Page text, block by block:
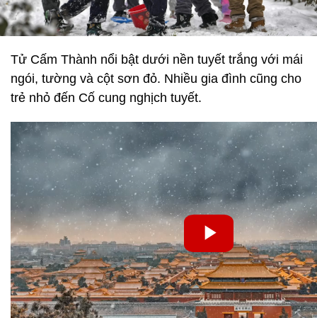
Tử Cấm Thành nổi bật dưới nền tuyết trắng với mái
ngói, tường và cột sơn đỏ. Nhiều gia đình cũng cho
trẻ nhỏ đến Cố cung nghịch tuyết.